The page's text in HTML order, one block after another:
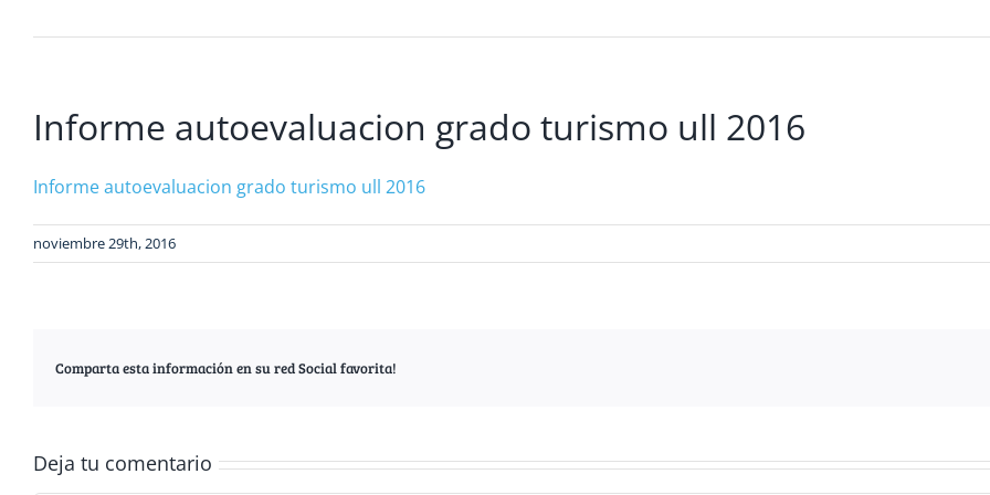
Informe autoevaluacion grado turismo ull 2016
Informe autoevaluacion grado turismo ull 2016
noviembre 29th, 2016
Comparta esta información en su red Social favorita!
Deja tu comentario